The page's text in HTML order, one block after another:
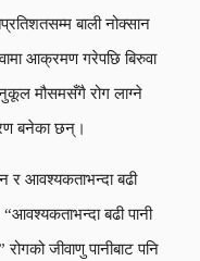
बाली नोक्सान
आक्रमण गरेपछि बिरुवा
मौसमसँगै रोग लाग्ने
बनेका छन्।
र आवश्यकताभन्दा बढी
बढी पानी
जीवाणु पानीबाट पनि